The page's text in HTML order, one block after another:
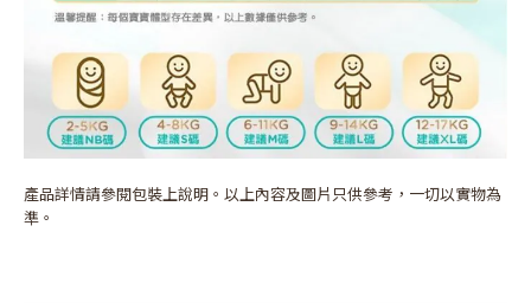
產品詳情請參閱包裝上說明。以上內容及圖片只供參考，一切以實物為
準。